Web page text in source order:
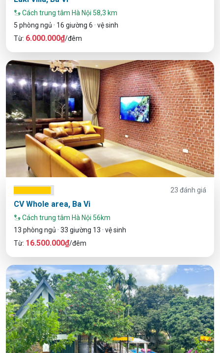
Cách trung tâm Hà Nội 58,3 km
5 phòng ngủ · 16 giường 6 · vệ sinh
Từ: 6.000.000₫/đêm
23 đánh giá
CV Whole area, Ba Vi
Cách trung tâm Hà Nội 56km
13 phòng ngủ · 33 giường 13 · vệ sinh
Từ: 16.500.000₫/đêm